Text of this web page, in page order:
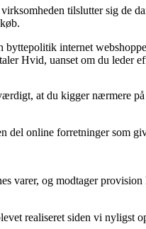
tilslutter sig de
internet
Hvid, uanset om du leder
at du kigger nærmere
online forretninger som
varer, og modtager
realiseret siden vi nyligst